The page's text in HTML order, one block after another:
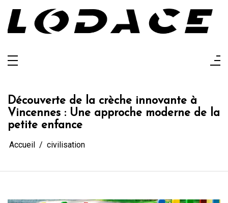
contenu
Lodace
Découverte de la crèche innovante à
Vincennes : Une approche moderne de la
petite enfance
Accueil civilisation